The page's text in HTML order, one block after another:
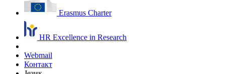
Erasmus Charter
HR Excellence in Research
Webmail
Контакт